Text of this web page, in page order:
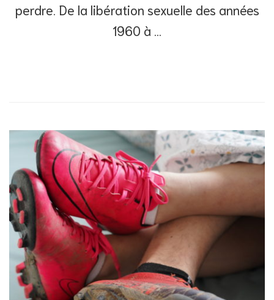
perdre. De la libération sexuelle des années
1960 à …